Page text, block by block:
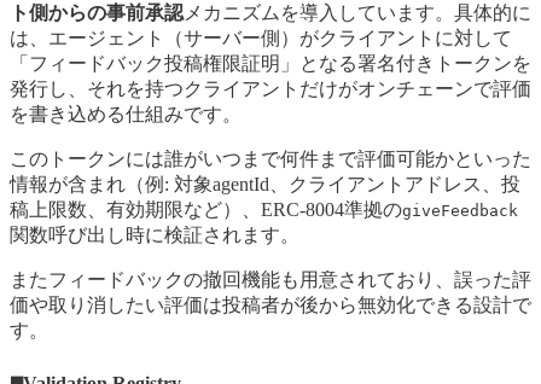
ト側からの事前承認 メカニズムを導入しています。具体的に
は、エージェント（サーバー側）がクライアントに対して
「フィードバック投稿権限証明」となる署名付きトークンを
発行し、それを持つクライアントだけがオンチェーンで評価
を書き込める仕組みです。
このトークンには誰がいつまで何件まで評価可能かといった
情報が含まれ（例: 対象agentId、クライアントアドレス、投
稿上限数、有効期限など）、ERC-8004準拠のgiveFeedback
関数呼び出し時に検証されます。
またフィードバックの撤回機能も用意されており、誤った評
価や取り消したい評価は投稿者が後から無効化できる設計で
す。